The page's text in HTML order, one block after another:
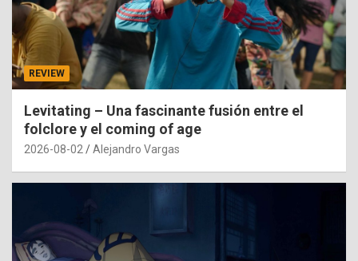
REVIEW
Levitating – Una fascinante fusión entre el
folclore y el coming of age
2026-08-02 Alejandro Vargas